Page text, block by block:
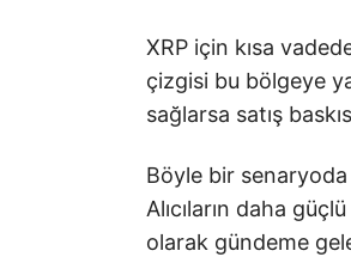
XRP için kısa
çizgisi bu bölgeye
sağlarsa satış
Böyle bir
Alıcıların daha
olarak gündeme